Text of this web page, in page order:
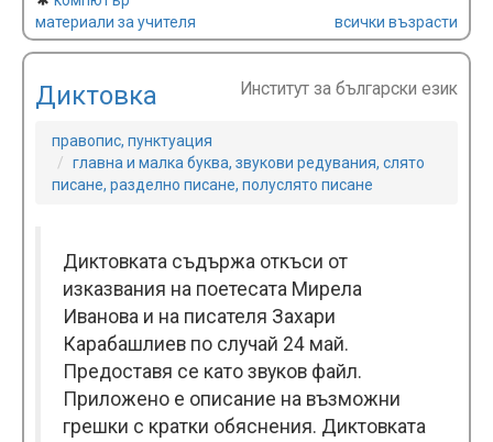
материали за учителя
всички възрасти
Диктовка Институт за български език
правопис, пунктуация
главна и малка буква, звукови редувания, слято
писане, разделно писане, полуслято писане
Диктовката съдържа откъси от
изказвания на поетесата Мирела
Иванова и на писателя Захари
Карабашлиев по случай 24 май.
Предоставя се като звуков файл.
Приложено е описание на възможни
грешки с кратки обяснения. Диктовката